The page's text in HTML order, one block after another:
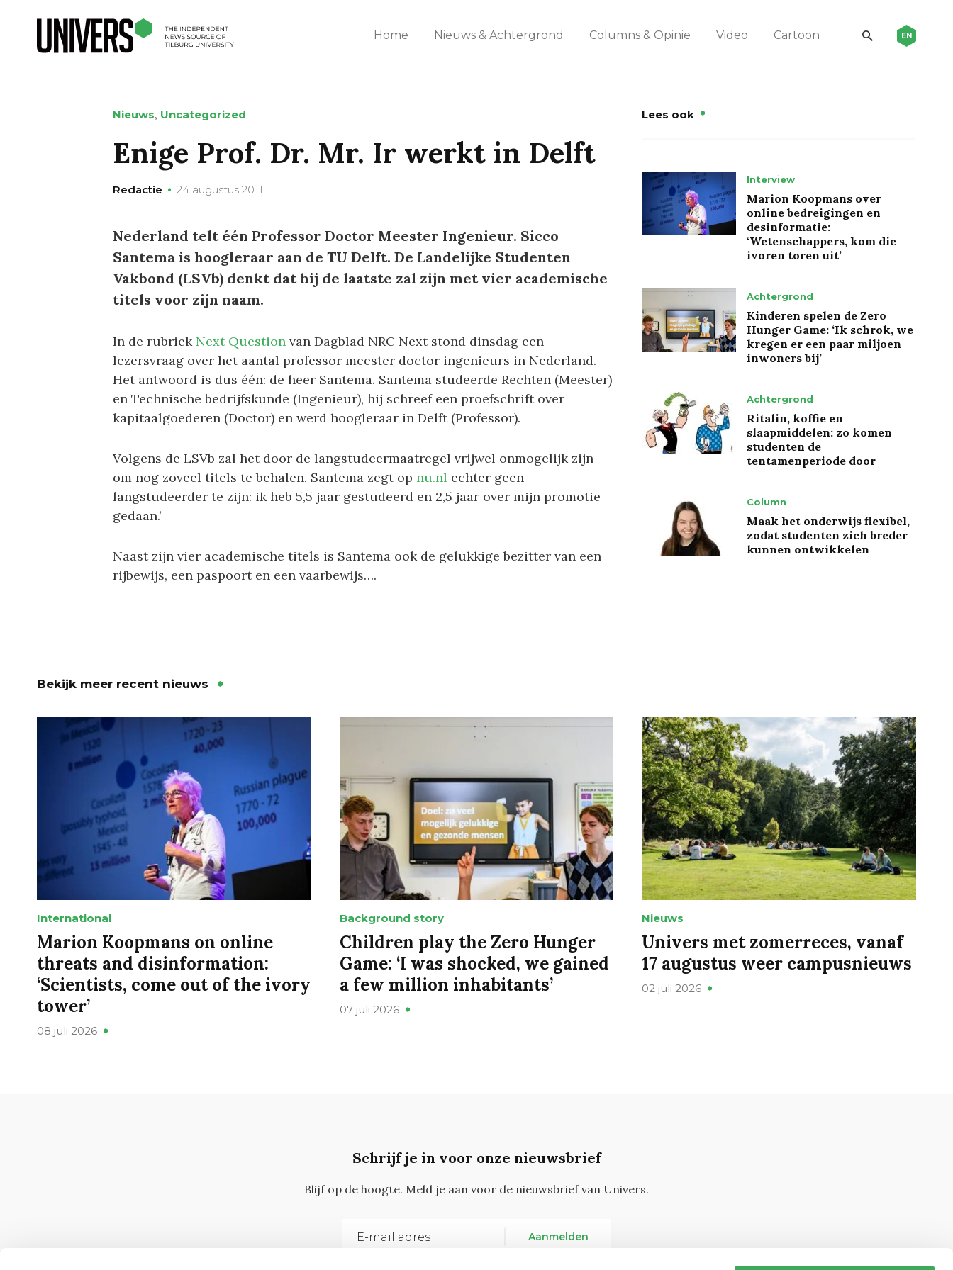
Home Nieuws & Achtergrond Columns & Opinie Video Cartoon EN
Nieuws, Uncategorized
Enige Prof. Dr. Mr. Ir werkt in Delft
Redactie 24 augustus 2011
Nederland telt één Professor Doctor Meester Ingenieur. Sicco
Santema is hoogleraar aan de TU Delft. De Landelijke Studenten
Vakbond (LSVb) denkt dat hij de laatste zal zijn met vier academische
titels voor zijn naam.
In de rubriek Next Questionvan Dagblad NRC Next stond dinsdag een
lezersvraag over het aantal professor meester doctor ingenieurs in Nederland.
Het antwoord is dus één: de heer Santema. Santema studeerde Rechten (Meester)
en Technische bedrijfskunde (Ingenieur), hij schreef een proefschrift over
kapitaalgoederen (Doctor) en werd hoogleraar in Delft (Professor).
Volgens de LSVb zal het door de langstudeermaatregel vrijwel onmogelijk zijn
om nog zoveel titels te behalen. Santema zegt op nu.nl echter geen
langstudeerder te zijn: ik heb 5,5 jaar gestudeerd en 2,5 jaar over mijn promotie
gedaan.’
Naast zijn vier academische titels is Santema ook de gelukkige bezitter van een
rijbewijs, een paspoort en een vaarbewijs….
Lees ook
Interview
Marion Koopmans over
online bedreigingen en
desinformatie:
‘Wetenschappers, kom die
ivoren toren uit’
Achtergrond
Kinderen spelen de Zero
Hunger Game: ‘Ik schrok, we
kregen er een paar miljoen
inwoners bij’
Achtergrond
Ritalin, koffie en
slaapmiddelen: zo komen
studenten de
tentamenperiode door
Column
Maak het onderwijs flexibel,
zodat studenten zich breder
kunnen ontwikkelen
Bekijk meer recent nieuws
International
Marion Koopmans on online
threats and disinformation:
‘Scientists, come out of the ivory
tower’
08 juli 2026
Background story
Children play the Zero Hunger
Game: ‘I was shocked, we gained
a few million inhabitants’
07 juli 2026
Nieuws
Univers met zomerreces, vanaf
17 augustus weer campusnieuws
02 juli 2026
Schrijf je in voor onze nieuwsbrief
Blijf op de hoogte. Meld je aan voor de nieuwsbrief van Univers.
Aanmelden